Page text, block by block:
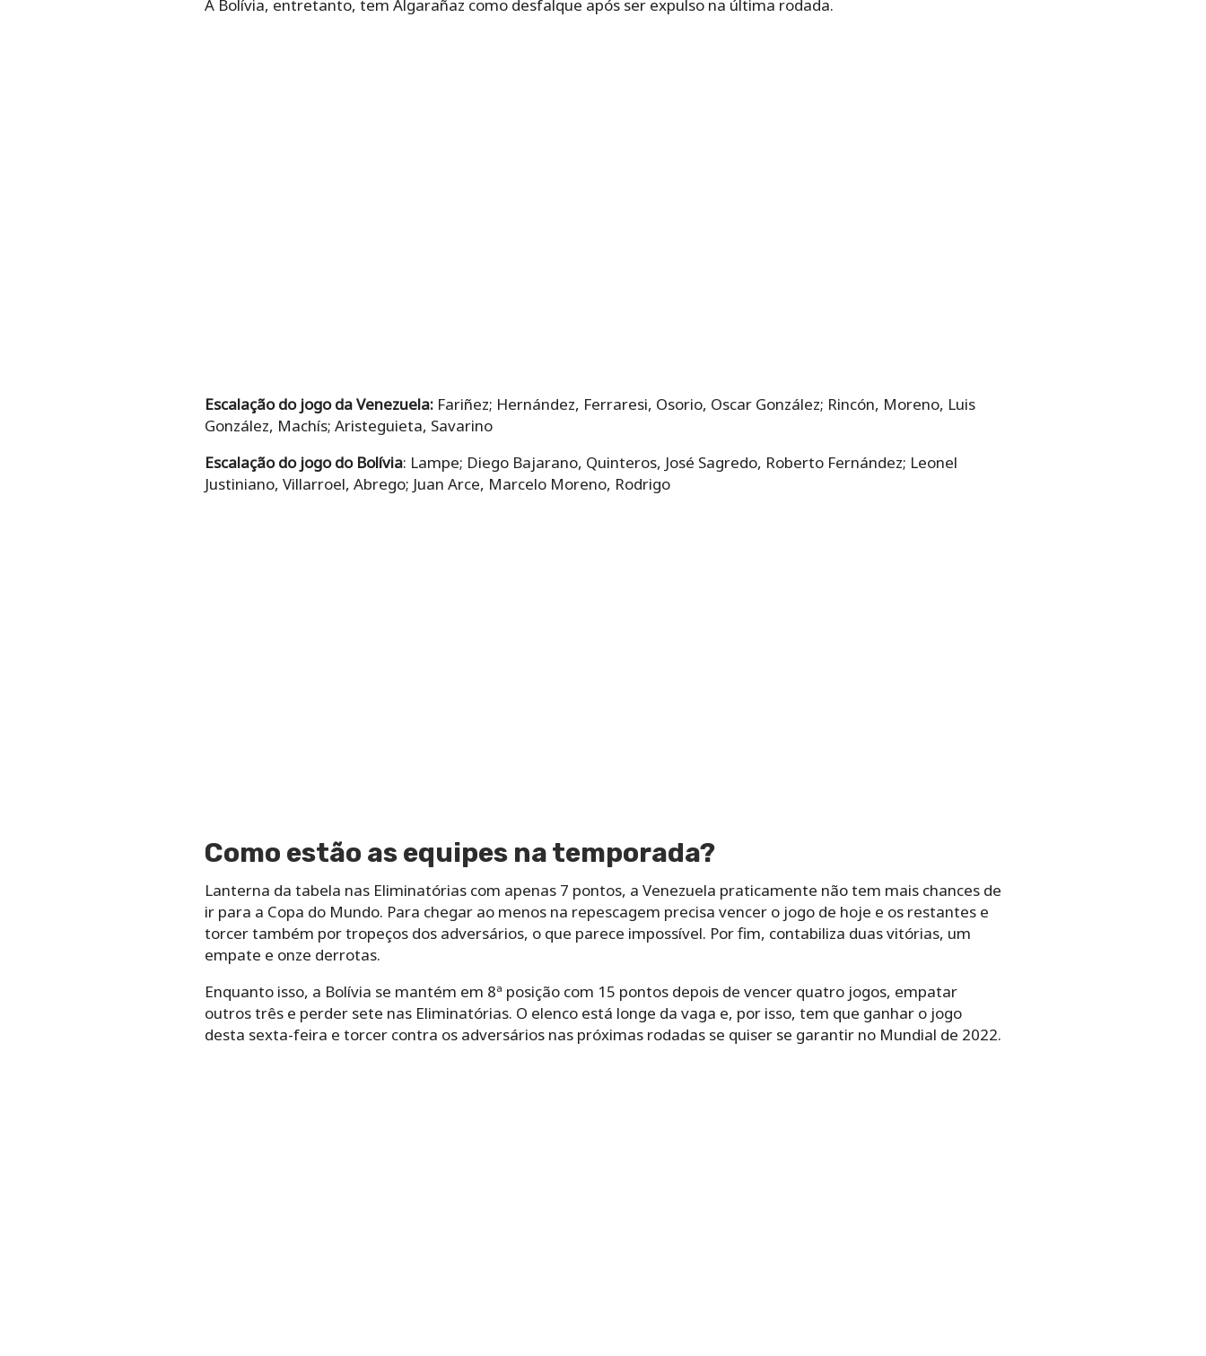
A Bolívia, entretanto, tem Algarañaz como desfalque após ser expulso na última rodada.
Escalação do jogo da Venezuela: Fariñez; Hernández, Ferraresi, Osorio, Oscar González; Rincón, Moreno, Luis
González, Machís; Aristeguieta, Savarino
Escalação do jogo do Bolívia: Lampe; Diego Bajarano, Quinteros, José Sagredo, Roberto Fernández; Leonel
Justiniano, Villarroel, Abrego; Juan Arce, Marcelo Moreno, Rodrigo
Como estão as equipes na temporada?
Lanterna da tabela nas Eliminatórias com apenas 7 pontos, a Venezuela praticamente não tem mais chances de
ir para a Copa do Mundo. Para chegar ao menos na repescagem precisa vencer o jogo de hoje e os restantes e
torcer também por tropeços dos adversários, o que parece impossível. Por fim, contabiliza duas vitórias, um
empate e onze derrotas.
Enquanto isso, a Bolívia se mantém em 8ª posição com 15 pontos depois de vencer quatro jogos, empatar
outros três e perder sete nas Eliminatórias. O elenco está longe da vaga e, por isso, tem que ganhar o jogo
desta sexta-feira e torcer contra os adversários nas próximas rodadas se quiser se garantir no Mundial de 2022.